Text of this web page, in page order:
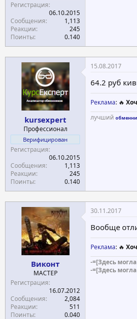
Регистрация
06.10.2015
Сообщения
1,113
Реакции
245
Поинты
0.140
kursexpert
Профессионал
Верифицирован
Регистрация
06.10.2015
Сообщения
1,113
Реакции
245
Поинты
0.140
15.08.2017
64.2 руб
Реклама: 🔥
лучший
Виконт
МАСТЕР
Регистрация
16.07.2012
Сообщения
2,084
Реакции
511
Поинты
0.040
30.11.2017
Вообще
Реклама: 🔥
-=[Здесь
-=[Здесь